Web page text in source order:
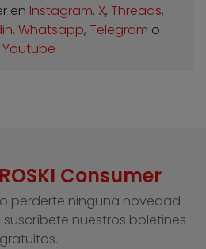
en Instagram, X, Threads,
, Whatsapp, Telegram o
Youtube
Consumer
perderte ninguna novedad
suscríbete nuestros boletines
gratuitos.